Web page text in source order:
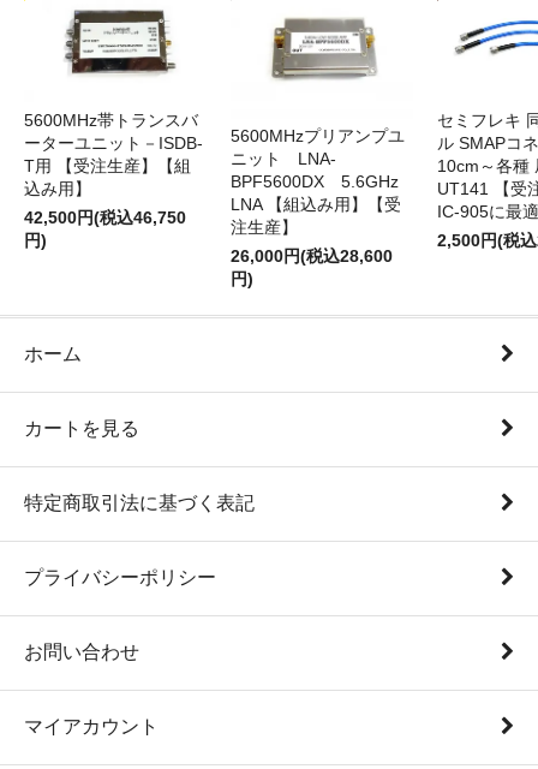
5600MHz帯トランスバ
ーターユニット－ISDB-
T用 【受注生産】【組
込み用】
42,500円(税込46,750
円)
5600MHzプリアンプユ
ニット LNA-
BPF5600DX 5.6GHz
LNA 【組込み用】【受
注生産】
26,000円(税込28,600
円)
セミフレキ
ル SMAPコ
10cm～各種
UT141 【
IC-905に最適
2,500円(税
ホーム
カートを見る
特定商取引法に基づく表記
プライバシーポリシー
お問い合わせ
マイアカウント